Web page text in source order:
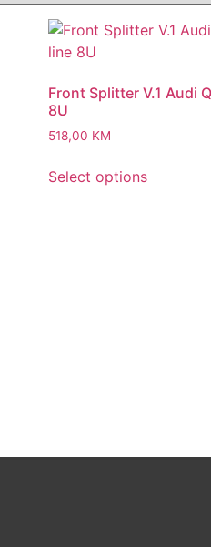
Front Splitter V.1 Audi
8U
518,00 KM
Select options